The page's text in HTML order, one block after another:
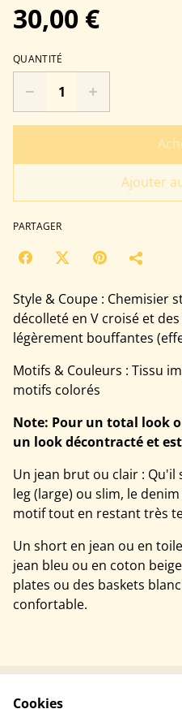
30,00 €
QUANTITÉ
Ajouter
PARTAGER
Style & Coupe : Chemisier
décolleté en V croisé et
légèrement bouffantes
Motifs & Couleurs : Tissu
motifs colorés
Note: Pour un total look
un look décontracté et
Un jean brut ou clair :
leg (large) ou slim, le
motif tout en restant très
Un short en jean ou en
jean bleu ou en coton
plates ou des baskets
confortable.
Cookies